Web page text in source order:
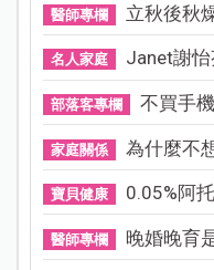
醫師專欄 立秋後秋
名人家庭 Janet謝
部落客專欄 不買手
家庭關係 為什麼不
寶貝健康 0.05%阿
醫師專欄 晚婚晚育